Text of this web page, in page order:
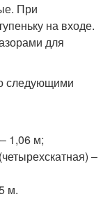
При
на входе.
для
следующими
1,06 м;
‒
м.